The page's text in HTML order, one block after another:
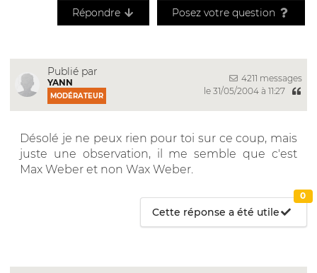
Répondre Posez votre question
Publié par
YANN
MODÉRATEUR
4211 messages
le 31/05/2004 à 11:27
Désolé je ne peux rien pour toi sur ce coup, mais
juste une observation, il me semble que c'est
Max Weber et non Wax Weber.
Cette réponse a été utile
0